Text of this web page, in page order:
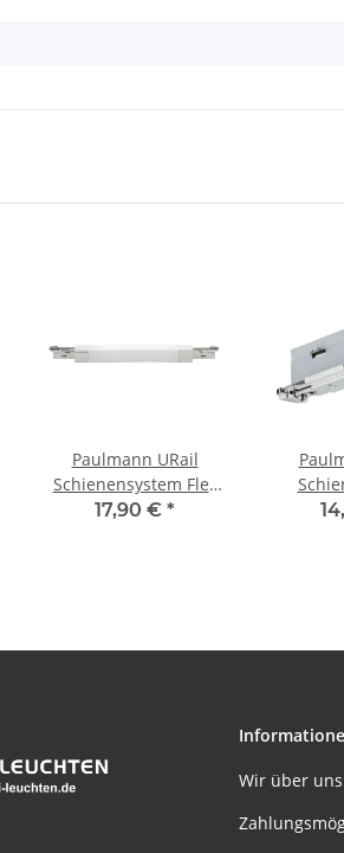
Paulmann URail
Schienensystem Flex
Verbinder II max.
17,90 € *
Wir über uns